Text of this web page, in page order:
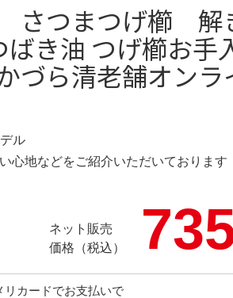
さつまつげ櫛 解
き油 つげ櫛お手
づら清老舗オンラ
ル
心地などをご紹介いただいております
ネット販売
価格（税込）
リカードでお支払いで